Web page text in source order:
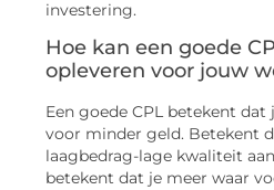
investering.
Hoe kan een goede
opleveren voor jouw
Een goede CPL betekent
voor minder geld. Betekent
laagbedrag-lage kwaliteit
betekent dat je meer waar